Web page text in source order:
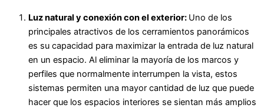
Luz natural y conexión con el exterior: Uno de los
principales atractivos de los cerramientos panorámicos
es su capacidad para maximizar la entrada de luz natural
en un espacio. Al eliminar la mayoría de los marcos y
perfiles que normalmente interrumpen la vista, estos
sistemas permiten una mayor cantidad de luz que puede
hacer que los espacios interiores se sientan más amplios